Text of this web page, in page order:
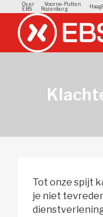
Over
EBS
Voorne-Putten
Rozenburg
Tot onze spijt
je niet